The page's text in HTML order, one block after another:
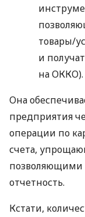
товары/
и
на ОККО).
Она
предприятия
операции по
счета,
позволяющими
отчетность.
Кстати,